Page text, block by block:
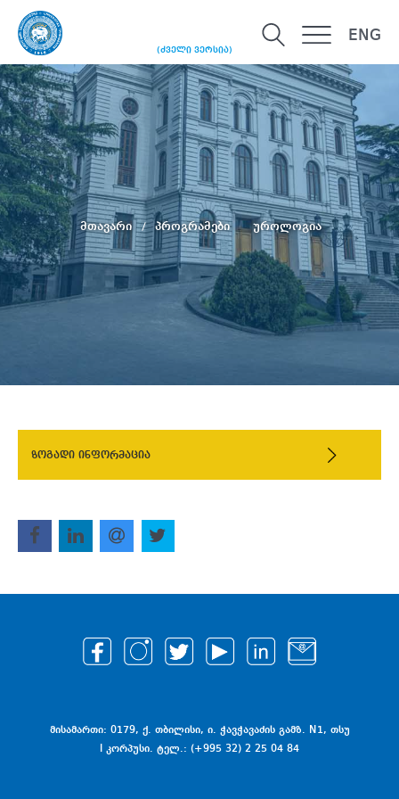
(ძველი ვერსია)
ENG
მთავარი პროგრამები უროლოგია
ზოგადი ინფორმაცია
მისამართი: 0179, ქ. თბილისი, ი. ჭავჭავაძის გამზ. N1, თსუ
I კორპუსი. ტელ.: (+995 32) 2 25 04 84